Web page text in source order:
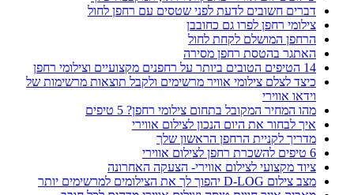
דברים חשובים לדעת לפני שטסים עם רחפן לחול
צילומי רחפן לפרו גם כחובבן
הרחפן המושלם לקחת לחול
האתגר בהטסת רחפן מסירה
14 הטיפים הטובים ביותר על רחפנים מקצועיים וצילומי רחפן
כיצד לצלם צילומי אוויר מרשימים ולקבל תוצאות מרשימות של
וידאו אווירי
מהו המחיר המקובל בתחום צילומי רחפן? 5 טיפים
איך לבחור את היום הנכון לצילום אווירי
מדריך לקניית הרחפן הראשון שלך
6 טיפים להשכרת רחפן לצילום אווירי
ציוד מקצועי לצילום אווירי- הצעקה האחרונה
מצב צילום D-LOG יהפוך לך את הצילומים למרשימים יותר